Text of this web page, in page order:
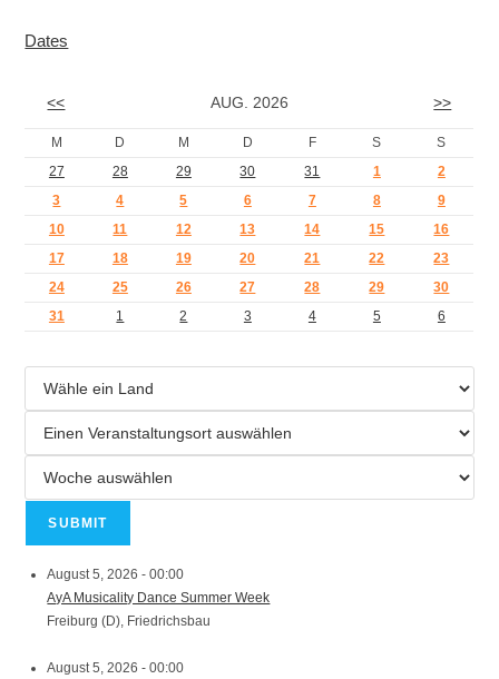
Dates
<< AUG. 2026 >>
M D M D F S
S
27
28 29 30 31 1
2
3
4 5 6 7 8
9
10
11 12 13 14 15
16
17
18 19 20 21 22
23
24
25 26 27 28 29
30
31
1 2 3 4 5 6
August 5, 2026 - 00:00
AyA Musicality Dance Summer Week
Freiburg (D), Friedrichsbau
August 5, 2026 - 00:00